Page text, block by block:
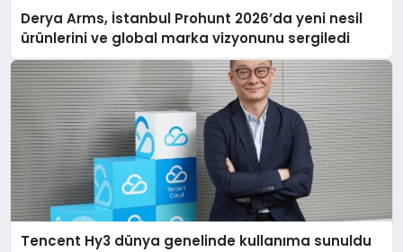
Derya Arms, İstanbul Prohunt 2026’da yeni nesil
ürünlerini ve global marka vizyonunu sergiledi
Tencent Hy3 dünya genelinde kullanıma sunuldu